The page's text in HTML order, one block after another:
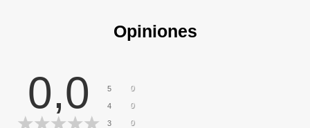
Opiniones
0,0 5 0
4 0
3 0